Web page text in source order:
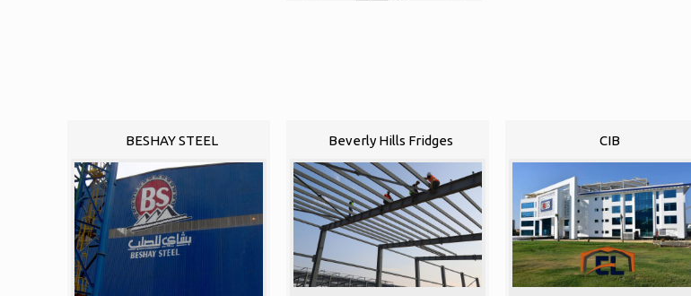
BESHAY STEEL Beverly Hills Fridges CIB